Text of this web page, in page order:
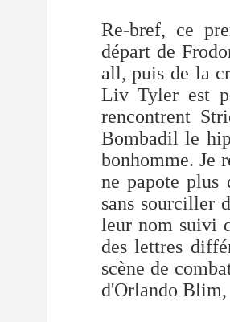
Re-bref, ce
départ de
all, puis de la
Liv Tyler est
rencontrent
Bombadil le
bonhomme. Je
ne papote plus
sans sourciller
leur nom suivi
des lettres
scène de
d'Orlando Blim,